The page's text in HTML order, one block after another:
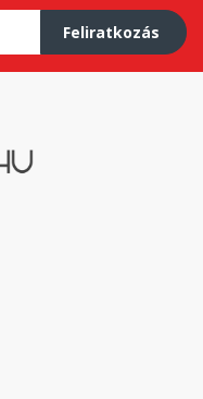
Feliratkozás